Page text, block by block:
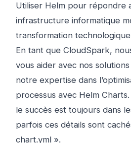
Utiliser Helm pour répondre
infrastructure informatique
transformation
En tant que CloudSpark,
vous aider avec nos
notre expertise dans
processus avec Helm
le succès est toujours dans
parfois ces détails sont
chart.yml ».